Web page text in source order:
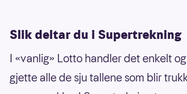
Slik deltar du i Supertrekning
I «vanlig» Lotto handler det enkelt
gjette alle de sju tallene som blir